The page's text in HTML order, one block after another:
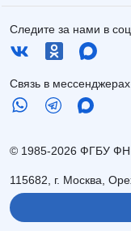
Следите за нами в
Связь в мессенджерах
© 1985-2026 ФГБУ
115682, г. Москва,